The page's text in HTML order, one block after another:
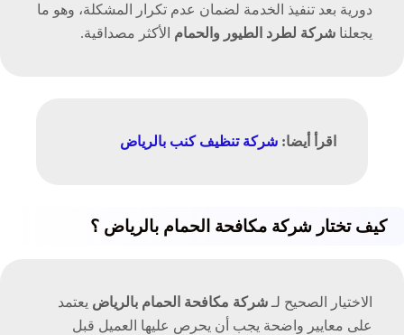
دورية بعد تنفيذ الخدمة لضمان عدم تكرار المشكلة، وهو ما
يجعلنا شركة لطرد الطيور والحمام الأكثر مصداقية.
اقرأ أيضا: شركة تنظيف كنب بالرياض
كيف تختار شركة مكافحة الحمام بالرياض ؟
الاختيار الصحيح لـشركة مكافحة الحمام بالرياض يعتمد
على معايير واضحة يجب أن يحرص عليها العميل قبل